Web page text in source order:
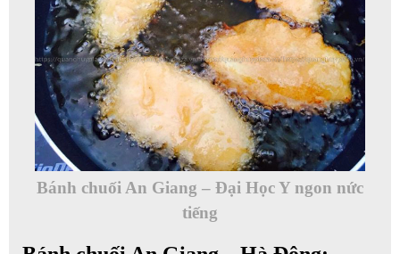
Bánh chuối An Giang – Đại Học Y ngon nức
tiếng